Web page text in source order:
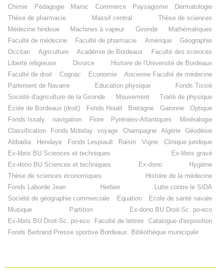
Chimie
Pédagogie Maroc Commerce Paysagisme
Dermatologie
Thèse de pharmacie
Massif central
Thèse de sciences
Médecine hindoue
Machines à vapeur Gironde
Mathématiques
Faculté de médecine
Faculté de pharmacie Amérique
Géographie
Occitan
Agriculture Académie de Bordeaux
Faculté des sciences
Liberté religieuse
Divorce
Histoire de l'Université de Bordeaux
Faculté de droit
Cognac Economie
Ancienne Faculté de médecine
Parlement de Navarre
Education physique
Fonds Tissié
Société d'agriculture de la Gironde
Mouvement
Traité de physique
Ecole de Bordeaux (droit)
Fonds Houël Bretagne Garonne
Optique
Fonds Issaly
navigation Flore Pyrénées-Atlantiques
Minéralogie
Classification
Fonds Motelay voyage Champagne Algérie
Géodésie
Abbadia
Hendaye Fonds Lespiault Raisin Vigne
Clinique juridique
Ex-libris BU Sciences et techniques
Ex-libris gravé
Ex-dono BU Sciences et techniques
Ex-dono
Hygiène
Thèse de sciences économiques
Histoire de la médecine
Fonds Laborde Jean
Herbier
Lutte contre le SIDA
Société de géographie commerciale
Equation
Ecole de santé navale
Musique
Partition
Ex-dono BU Droit-Sc. po-eco
Ex-libris BU Droit-Sc. po-eco
Faculté de lettres
Catalogue d'exposition
Fonds Bertrand Presse sportive Bordeaux. Bibliothèque municipale